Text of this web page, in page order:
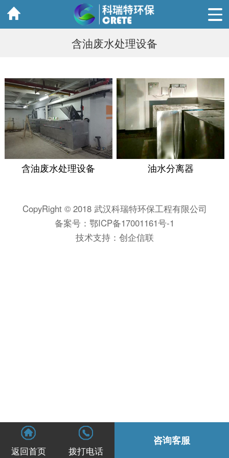
含油废水处理设备
含油废水处理设备 油水分离器
CopyRight © 2018 武汉科瑞特环保工程有限公司
备案号： 鄂ICP备17001161号-1
技术支持： 创企信联
返回首页 拨打电话
咨询客服